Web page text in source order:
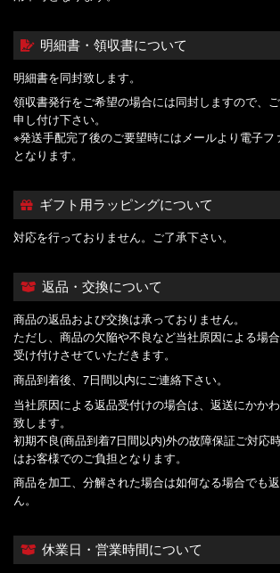
明細書・領収書について
明細書を同封致します。
領収書発行をご希望の場合には同封しますので、
申し付け下さい。
※発送手配完了後のご要望時にはメールより電子フ
となります。
ギフト用ラッピングについて
対応を行っておりません。ご了承下さい。
返品・交換について
商品の返品および交換は承っておりません。
ただし、商品の欠陥や不良など当社原因による場
受け付けさせていただきます。
商品到着後、7日間以内にご連絡下さい。
当社原因による返品受付けの場合は、返送にかか
致します。
初期不良(商品到着7日間以内)外の故障保証ご対応
はお客様でのご負担となります。
商品を加工、分解された場合は如何なる場合でも
ん。
休業日・営業時間について